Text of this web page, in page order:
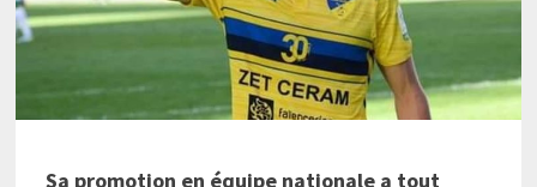
Sa promotion en équipe nationale a tout